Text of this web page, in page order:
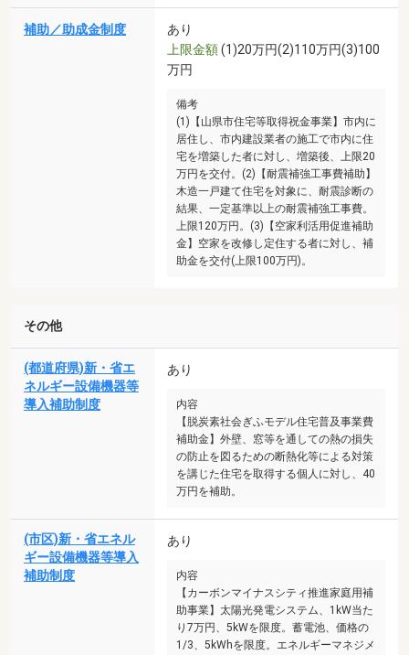
補助／助成金制度
あり
上限金額(1)20万円(2)110万円(3)100
万円
備考
(1)【山県市住宅等取得祝金事業】市内に
居住し、市内建設業者の施工で市内に住
宅を増築した者に対し、増築後、上限20
万円を交付。(2)【耐震補強工事費補助】
木造一戸建て住宅を対象に、耐震診断の
結果、一定基準以上の耐震補強工事費。
上限120万円。(3)【空家利活用促進補助
金】空家を改修し定住する者に対し、補
助金を交付(上限100万円)。
その他
(都道府県)新・省エ
ネルギー設備機器等
導入補助制度
あり
内容
【脱炭素社会ぎふモデル住宅普及事業費
補助金】外壁、窓等を通しての熱の損失
の防止を図るための断熱化等による対策
を講じた住宅を取得する個人に対し、40
万円を補助。
(市区)新・省エネル
ギー設備機器等導入
補助制度
あり
内容
【カーボンマイナスシティ推進家庭用補
助事業】太陽光発電システム、1kW当た
り7万円、5kWを限度。蓄電池、価格の
1/3、5kWhを限度。エネルギーマネジメ